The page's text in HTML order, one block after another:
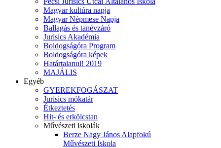
Magyar kultúra napja
Magyar Népmese Napja
Ballagás és tanévzáró
Jurisics Akadémia
Boldogságóra Program
Boldogságóra képek
Határtalanul! 2019
MAJÁLIS
Egyéb
GYEREKFOGÁSZAT
Jurisics mókatár
Étkeztetés
Hit- és erkölcstan
Művészeti iskolák
Berze Nagy János Alapfokú
Művészeti Iskola